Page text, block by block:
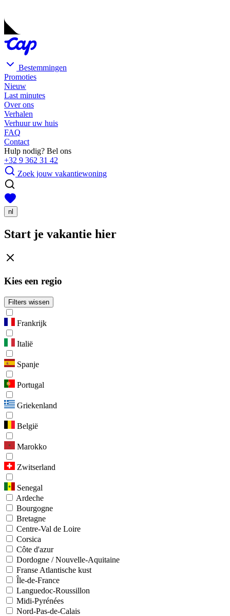
Bestemmingen
Promoties
Nieuw
Last minutes
Over ons
Verhalen
Verhuur uw huis
FAQ
Contact
Hulp nodig? Bel ons
+32 9 362 31 42
Zoek jouw vakantiewoning
nl
Start je vakantie hier
Kies een regio
Filters wissen
Frankrijk
Italië
Spanje
Portugal
Griekenland
België
Marokko
Zwitserland
Senegal
Ardeche
Bourgogne
Bretagne
Centre-Val de Loire
Corsica
Côte d'azur
Dordogne / Nouvelle-Aquitaine
Franse Atlantische kust
Île-de-France
Languedoc-Roussillon
Midi-Pyrénées
Nord-Pas-de-Calais